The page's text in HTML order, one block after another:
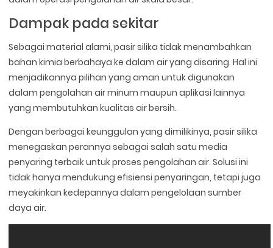
Dampak pada sekitar
Sebagai material alami, pasir silika tidak menambahkan
bahan kimia berbahaya ke dalam air yang disaring. Hal ini
menjadikannya pilihan yang aman untuk digunakan
dalam pengolahan air minum maupun aplikasi lainnya
yang membutuhkan kualitas air bersih.
Dengan berbagai keunggulan yang dimilikinya, pasir silika
menegaskan perannya sebagai salah satu media
penyaring terbaik untuk proses pengolahan air. Solusi ini
tidak hanya mendukung efisiensi penyaringan, tetapi juga
meyakinkan kedepannya dalam pengelolaan sumber
daya air.